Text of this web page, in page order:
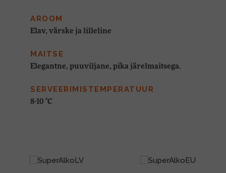
AROOM
Elav, värske ja lilleline
MAITSE
Elegantne, puuviljane, pika järelmaitsega.
SERVEERIMISTEMPERATUUR
8-10 °C